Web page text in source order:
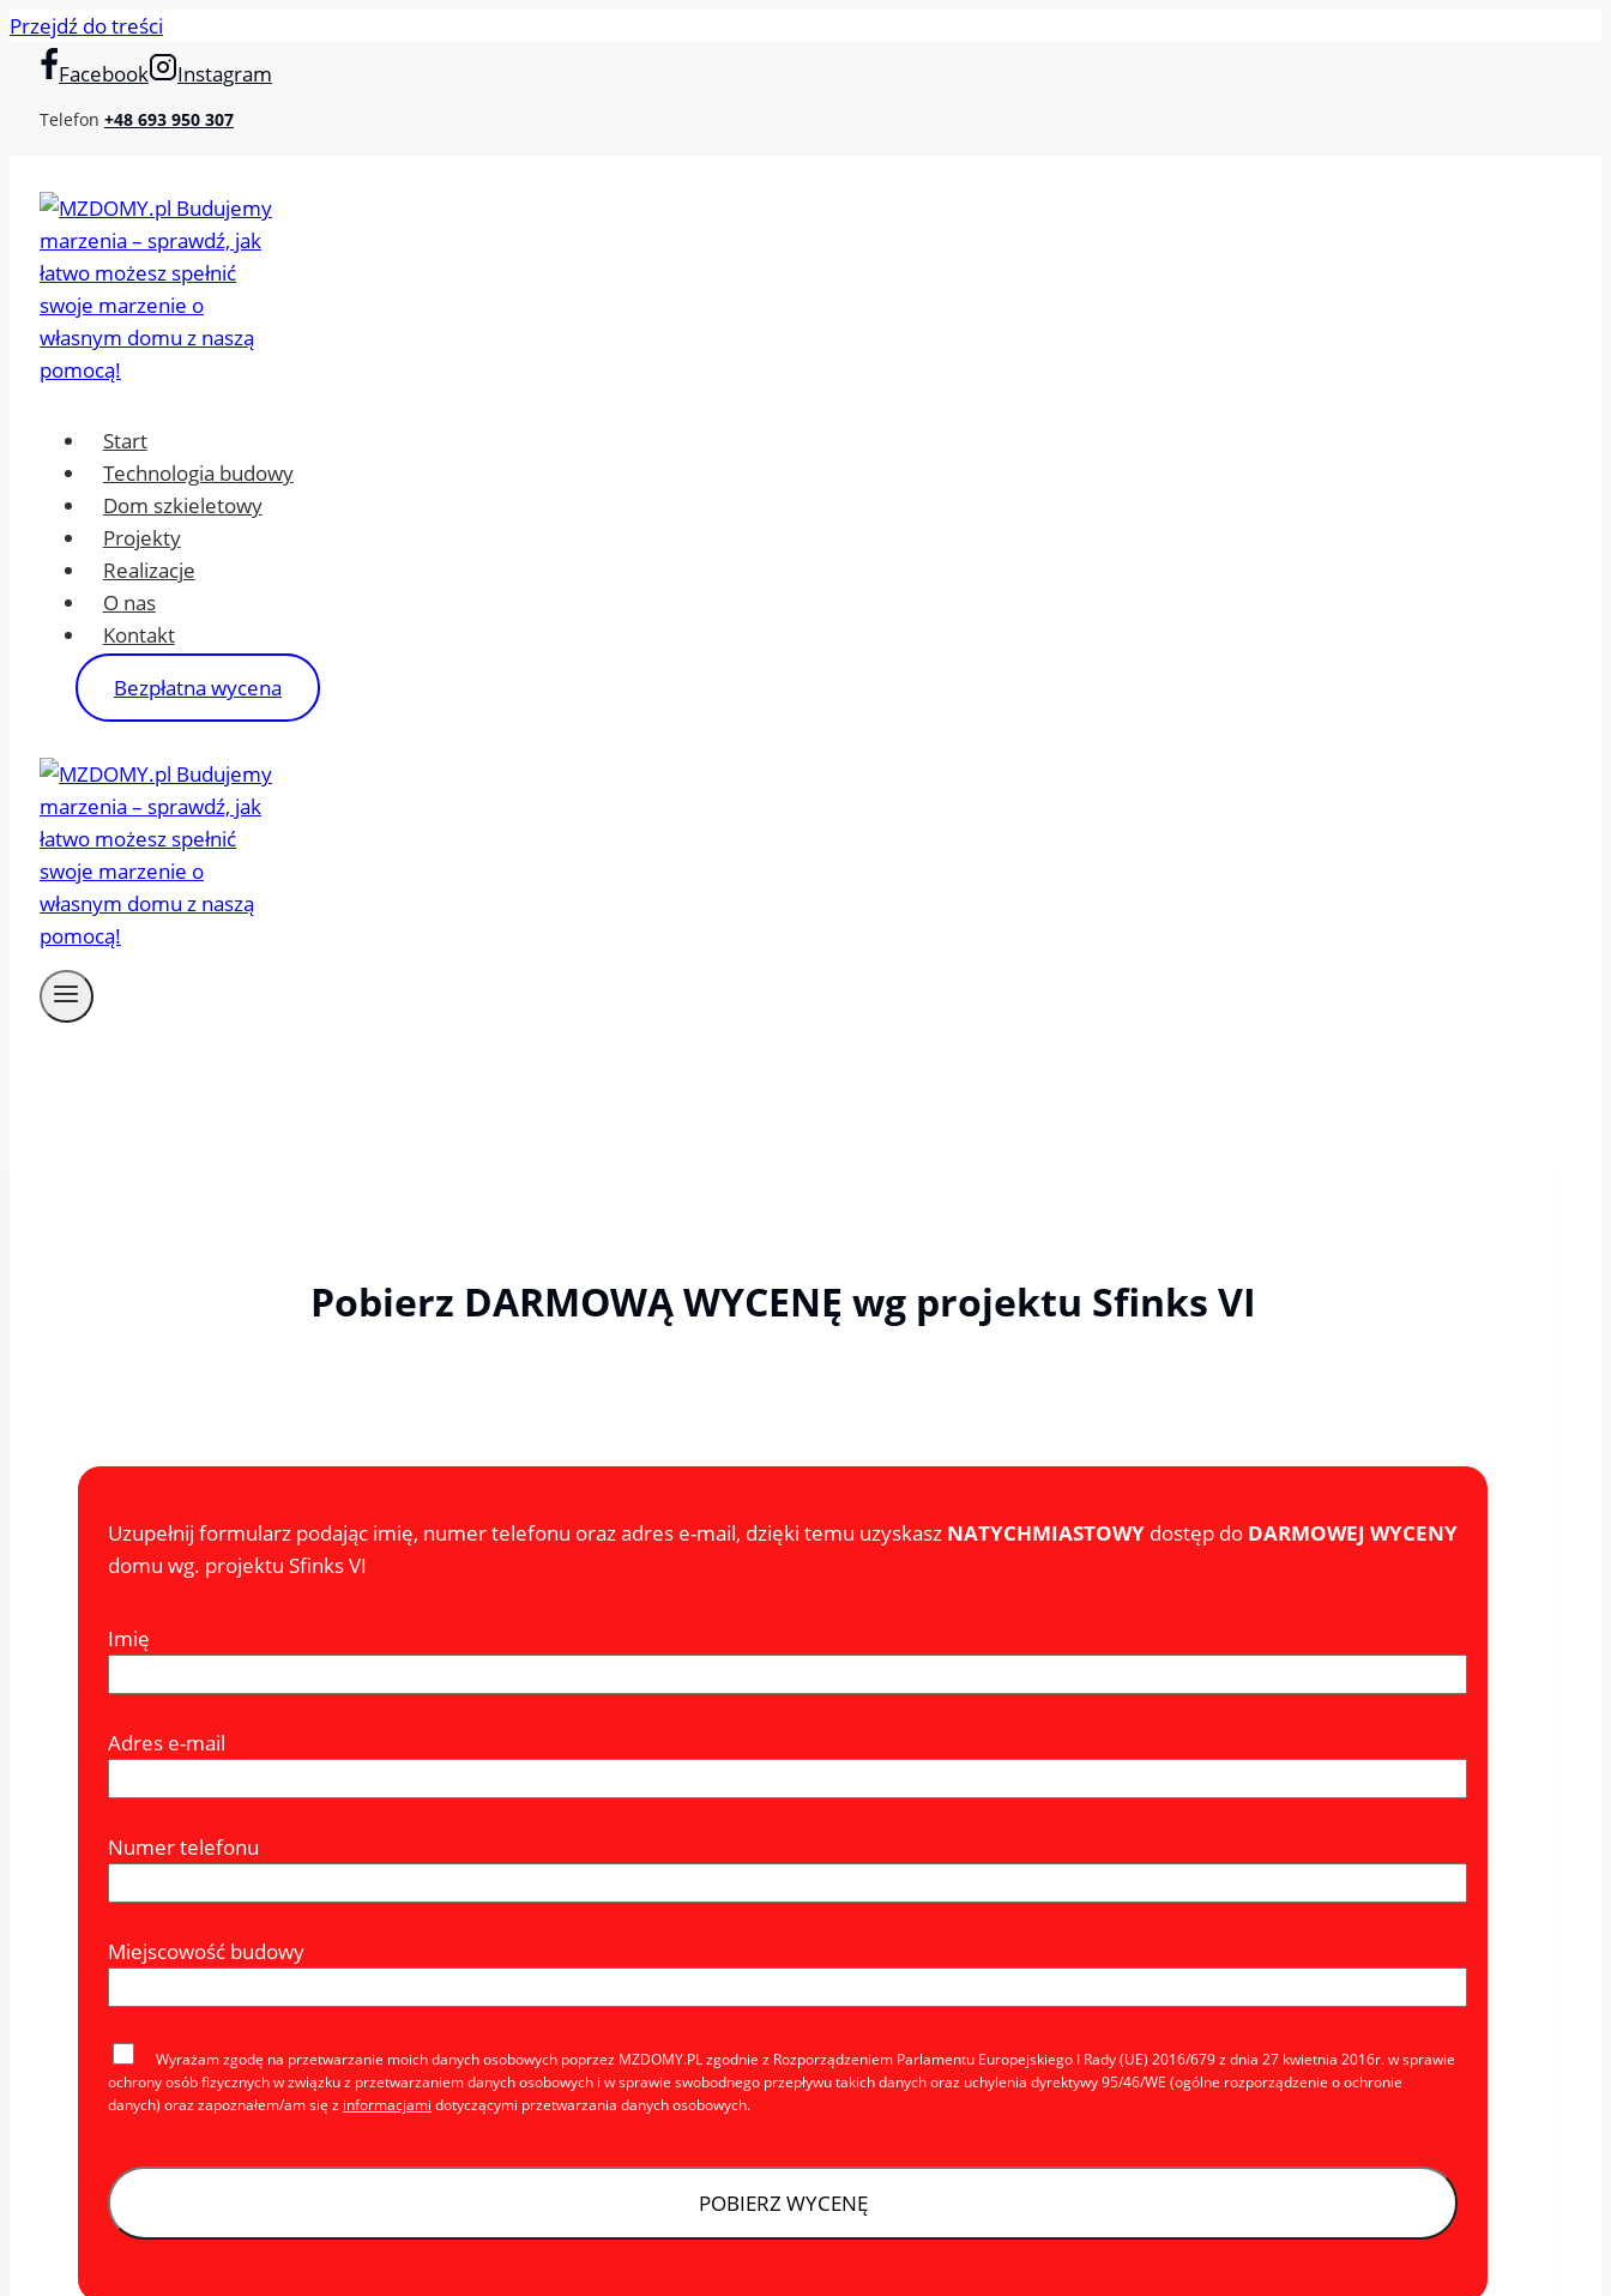
Przejdź do treści
Facebook
Instagram
Telefon +48 693 950 307
Start
Technologia budowy
Dom szkieletowy
Projekty
Realizacje
O nas
Kontakt
Bezpłatna wycena
Pobierz DARMOWĄ WYCENĘ wg projektu Sfinks VI
Uzupełnij formularz podając imię, numer telefonu oraz adres e-mail, dzięki temu uzyskasz NATYCHMIASTOWY dostęp do DARMOWEJ WYCENY
domu wg. projektu Sfinks VI
Imię
Adres e-mail
Numer telefonu
Miejscowość budowy
Wyrażam zgodę na przetwarzanie moich danych osobowych poprzez MZDOMY.PL zgodnie z Rozporządzeniem Parlamentu Europejskiego I Rady (UE) 2016/679 z dnia 27 kwietnia 2016r. w sprawie
ochrony osób fizycznych w związku z przetwarzaniem danych osobowych i w sprawie swobodnego przepływu takich danych oraz uchylenia dyrektywy 95/46/WE (ogólne rozporządzenie o ochronie
danych) oraz zapoznałem/am się z informacjami dotyczącymi przetwarzania danych osobowych.